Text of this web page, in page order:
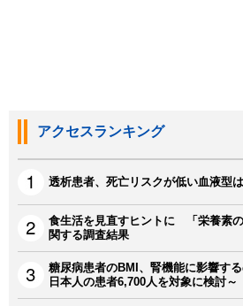
アクセスランキング
透析患者、死亡リスクが低い血液型
食生活を見直すヒントに 「栄養素
関する調査結果
糖尿病患者のBMI、腎機能に影響す
日本人の患者6,700人を対象に検討～